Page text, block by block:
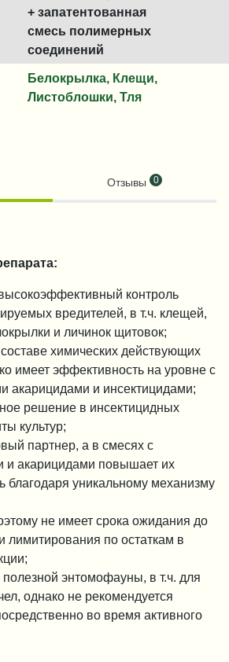
+ запатентованная
смесь полимерных
соединений
Белокрылка, Клещи,
Листоблошки, Тля
Отзывы 0
контроль
вредителей, в т.ч. клещей,
и личинок щитовок;
химических действующих
имеет эффективность на уровне с
акарицидами и инсектицидами;
решение в инсектицидных
культур;
партнер, а в смесях с
и акарицидами повышает их
благодаря уникальному механизму
не имеет срока ожидания до
лимитирования по остаткам в
полезной энтомофауны, в т.ч. для
однако не рекомендуется
во время активного